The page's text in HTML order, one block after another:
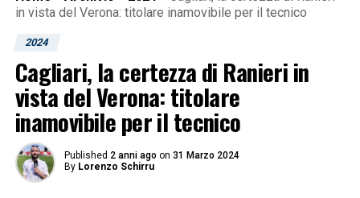
in vista del Verona: titolare inamovibile per il tecnico
2024
Cagliari, la certezza di Ranieri in
vista del Verona: titolare
inamovibile per il tecnico
Published 2 anni ago on 31 Marzo 2024
By Lorenzo Schirru